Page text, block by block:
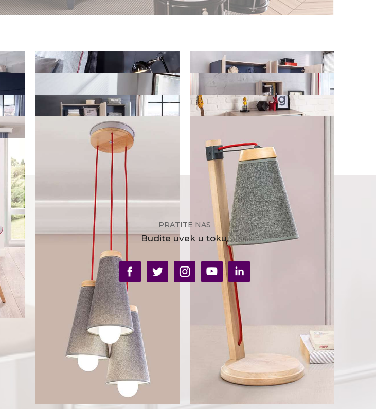
PRATITE NAS
Budite uvek u toku.